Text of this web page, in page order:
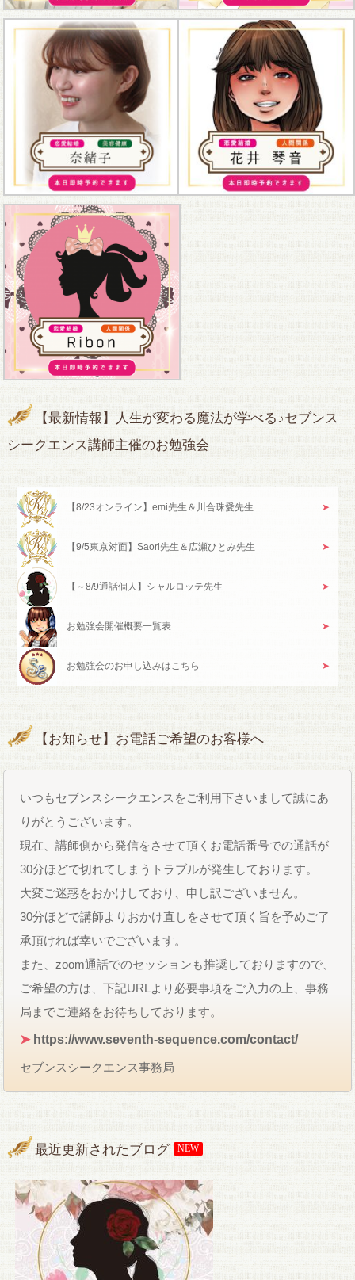
【最新情報】人生が変わる魔法が学べる♪セブンス
シークエンス講師主催のお勉強会
【8/23オンライン】emi先生＆川合珠愛先生
【9/5東京対面】Saori先生＆広瀬ひとみ先生
【～8/9通話個人】シャルロッテ先生
お勉強会開催概要一覧表
お勉強会のお申し込みはこちら
【お知らせ】お電話ご希望のお客様へ
いつもセブンスシークエンスをご利用下さいまして誠にあ
りがとうございます。
現在、講師側から発信をさせて頂くお電話番号での通話が
30分ほどで切れてしまうトラブルが発生しております。
大変ご迷惑をおかけしており、申し訳ございません。
30分ほどで講師よりおかけ直しをさせて頂く旨を予めご了
承頂ければ幸いでございます。
また、zoom通話でのセッションも推奨しておりますので、
ご希望の方は、下記URLより必要事項をご入力の上、事務
局までご連絡をお待ちしております。
➤ https://www.seventh-sequence.com/contact/
セブンスシークエンス事務局
最近更新されたブログ NEW